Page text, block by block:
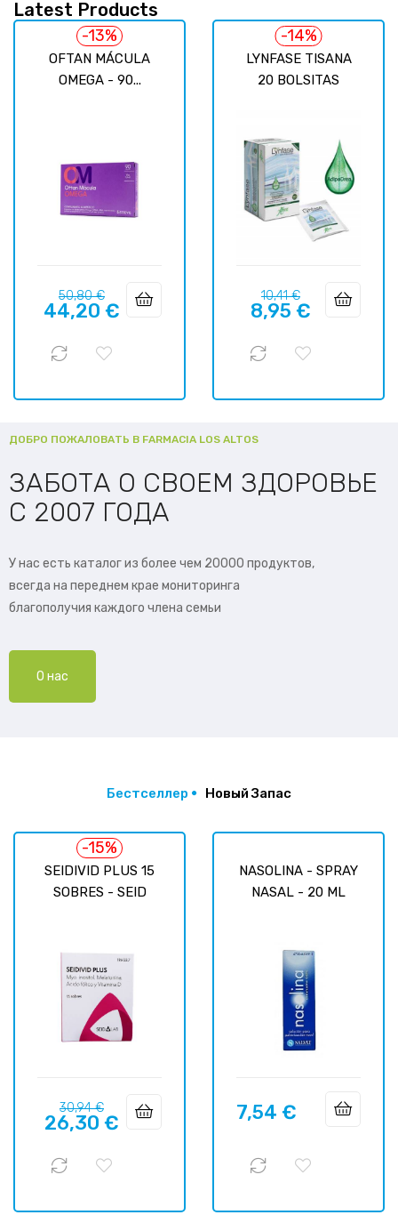
Latest Products
OFTAN MÁCULA
OMEGA - 90...
-13%
Базовая
цена
50,80 €Цена
44,20 €
LYNFASE TISANA
20 BOLSITAS
-14%
Базовая
цена
10,41 €Цена
8,95 €
ДОБРО ПОЖАЛОВАТЬ В FARMACIA LOS ALTOS
ЗАБОТА О СВОЕМ ЗДОРОВЬЕ
С 2007 ГОДА
У нас есть каталог из более чем 20000 продуктов,
всегда на переднем крае мониторинга
благополучия каждого члена семьи
О нас
Бестселлер Новый Запас
SEIDIVID PLUS 15
SOBRES - SEID
-15%
Базовая
цена
30,94 €Цена
26,30 €
NASOLINA - SPRAY
NASAL - 20 ML
Цена
7,54 €